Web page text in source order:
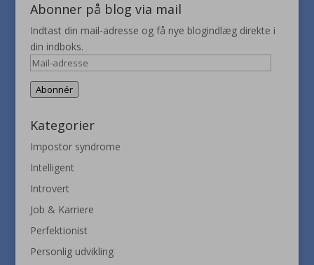
Abonner på blog via mail
Indtast din mail-adresse og få nye blogindlæg direkte i
din indboks.
Mail-
adresse
Abonnér
Kategorier
Impostor syndrome
Intelligent
Introvert
Job & Karriere
Perfektionist
Personlig udvikling